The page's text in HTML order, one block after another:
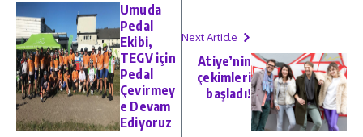
Umuda
Pedal
Ekibi,
TEGV için
Pedal
Çevirmey
e Devam
Ediyoruz
Next Article
Atiye’nin
çekimleri
başladı!